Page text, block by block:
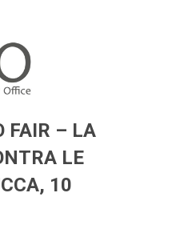
FAIR – LA
LE
10